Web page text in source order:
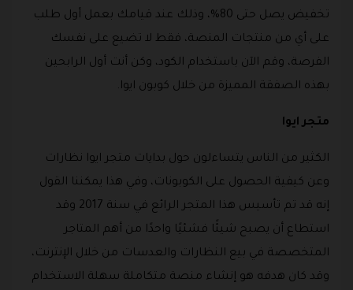
تخفيض يصل حتى 80%، وذلك عند قيامك بعمل أول طلب
على أي من منتجات المنصة، فقط لا تضيع على نفسك
الفرصة، وقم الآن باستخدام الكود، وكن أنت أول الرابحين
بهذه الصفقة المميزة من خلال كوبون ايوا.
متجر ايوا
الكثير من الناس يتساءلون حول بدايات متجر ايوا نظارات
وعن كيفية الحصول على الكوبونات، وفي هذا يمكننا القول
إنه قد تم تأسيس هذا المتجر الرائع في سنة 2017 وقد
استطاع أن يصبح شيئًا فشئيًا واحدًا من أهم المتاجر
المتخصصة في بيع النظارات والعدسات من خلال الإنترنت،
وقد كان هدفه هو إنشاء منصة متكاملة سهلة الاستخدام